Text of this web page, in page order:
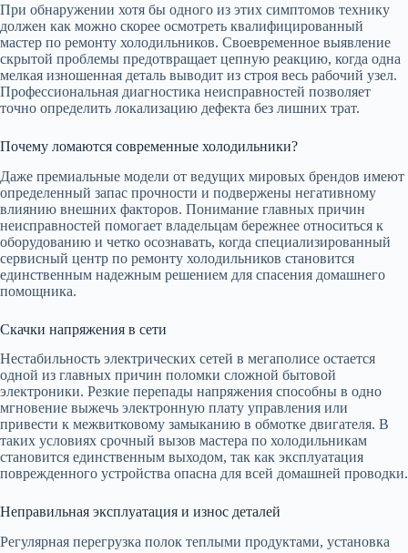
При обнаружении хотя бы одного из этих симптомов технику
должен как можно скорее осмотреть квалифицированный
мастер по ремонту холодильников. Своевременное выявление
скрытой проблемы предотвращает цепную реакцию, когда одна
мелкая изношенная деталь выводит из строя весь рабочий узел.
Профессиональная диагностика неисправностей позволяет
точно определить локализацию дефекта без лишних трат.
Почему ломаются современные холодильники?
Даже премиальные модели от ведущих мировых брендов имеют
определенный запас прочности и подвержены негативному
влиянию внешних факторов. Понимание главных причин
неисправностей помогает владельцам бережнее относиться к
оборудованию и четко осознавать, когда специализированный
сервисный центр по ремонту холодильников становится
единственным надежным решением для спасения домашнего
помощника.
Скачки напряжения в сети
Нестабильность электрических сетей в мегаполисе остается
одной из главных причин поломки сложной бытовой
электроники. Резкие перепады напряжения способны в одно
мгновение выжечь электронную плату управления или
привести к межвитковому замыканию в обмотке двигателя. В
таких условиях срочный вызов мастера по холодильникам
становится единственным выходом, так как эксплуатация
поврежденного устройства опасна для всей домашней проводки.
Неправильная эксплуатация и износ деталей
Регулярная перегрузка полок теплыми продуктами, установка